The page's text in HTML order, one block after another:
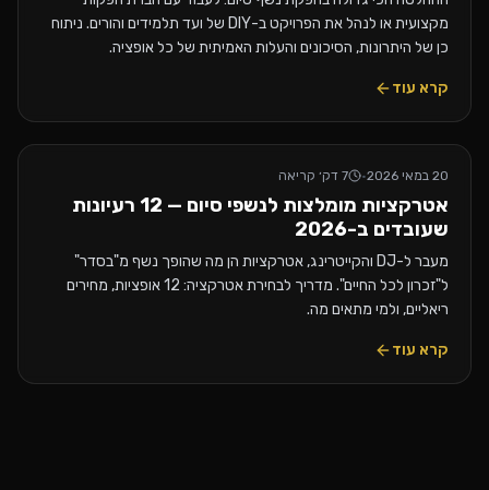
מקצועית או לנהל את הפרויקט ב-DIY של ועד תלמידים והורים. ניתוח
כן של היתרונות, הסיכונים והעלות האמיתית של כל אופציה.
קרא עוד
20 במאי 2026 ·
7 דק׳ קריאה
אטרקציות מומלצות לנשפי סיום — 12 רעיונות
שעובדים ב-2026
מעבר ל-DJ והקייטרינג, אטרקציות הן מה שהופך נשף מ"בסדר"
ל"זכרון לכל החיים". מדריך לבחירת אטרקציה: 12 אופציות, מחירים
ריאליים, ולמי מתאים מה.
קרא עוד